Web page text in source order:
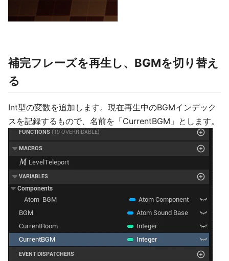
補完フレーズを再生し、BGMを切り替え
る
Int型の変数を追加します。現在再生中のBGMインデック
スを記録するもので、名前を「CurrentBGM」とします。